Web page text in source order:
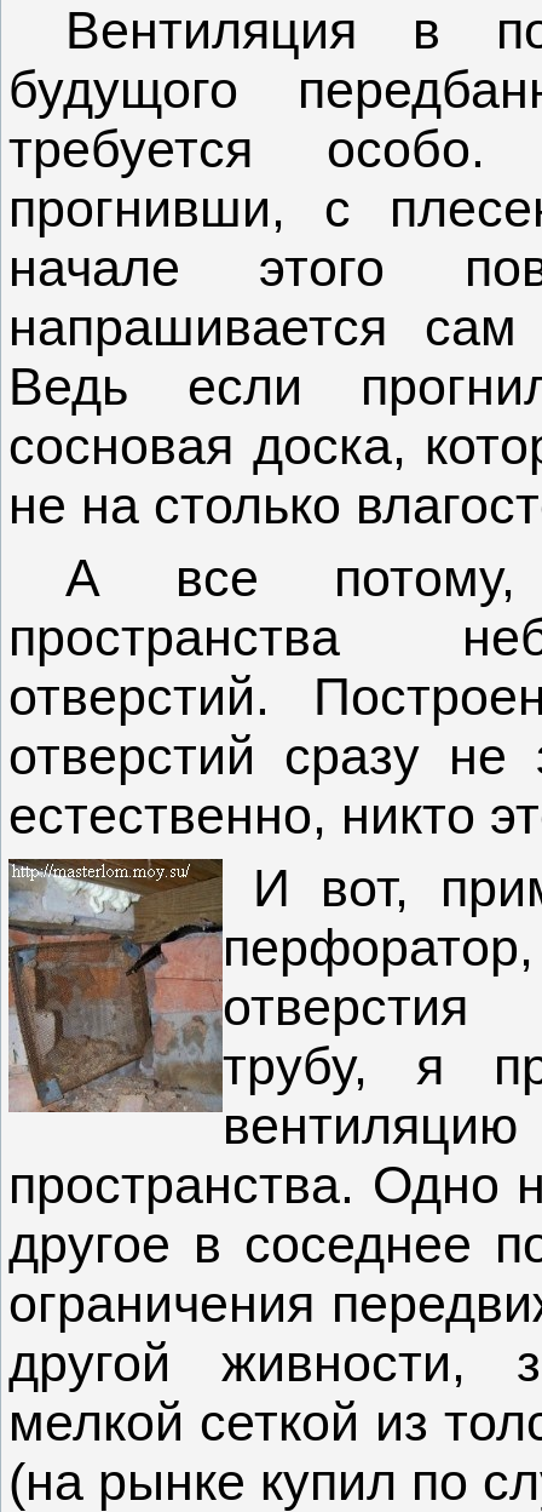
Вентиляция в
будущого
требуется
прогнивши, с
начале этого
напрашивается
Ведь если
сосновая доска,
не на столько
А все потому,
пространства
отверстий.
отверстий сразу
естественно, никто
И вот,
трубу, я
пространства. Одно
другое в соседнее
ограничения
другой живности,
мелкой сеткой из
(на рынке купил по